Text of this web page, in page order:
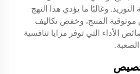
وغالبًا ما يؤدي هذا النهج
موثوقية المنتج، وخفض تكاليف
الأداء التي توفر مزايا تنافسية